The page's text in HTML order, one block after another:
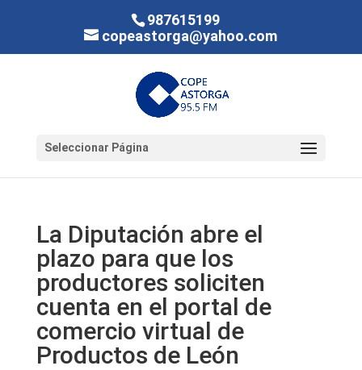
987615199
copeastorga@yahoo.com
Seleccionar Página
La Diputación abre el
plazo para que los
productores soliciten
cuenta en el portal de
comercio virtual de
Productos de León